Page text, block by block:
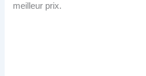
meilleur prix.